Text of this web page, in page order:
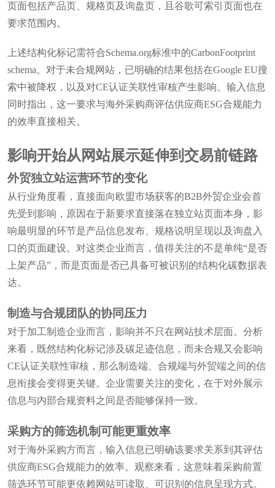
页面包括产品页、规格页及询盘页，且谷歌可索引页面也在
要求范围内。
上述结构化标记需符合Schema.org标准中的CarbonFootprint
schema。对于未合规网站，已明确的结果包括在Google EU搜
索中被降权，以及对CE认证关联性审核产生影响。输入信息
同时指出，这一要求与海外采购商评估供应商ESG合规能力
的效率直接相关。
影响开始从网站展示延伸到交易前链路
外贸独立站运营环节的变化
从行业角度看，直接面向欧盟市场获客的B2B外贸企业会首
先受到影响，原因在于新要求直接落在独立站页面本身，影
响最明显的环节是产品信息发布、规格说明呈现以及询盘入
口的页面建设。对这类企业而言，值得关注的不是单纯“是否
上架产品”，而是页面是否已具备可被识别的结构化碳数据表
达。
制造与合规团队的协同压力
对于加工制造企业而言，影响并不只在网站技术层面。分析
来看，既然结构化标记涉及碳足迹信息，而未合规又会影响
CE认证关联性审核，那么制造端、合规端与外贸端之间的信
息衔接会变得更关键。企业需要关注的变化，在于对外展示
信息与内部合规资料之间是否能够保持一致。
采购方的筛选机制可能更重效率
对于海外采购方而言，输入信息已明确该要求关系到其评估
供应商ESG合规能力的效率。观察来看，这意味着采购前置
筛选环节可能更依赖网站可读取、可识别的信息呈现方式。